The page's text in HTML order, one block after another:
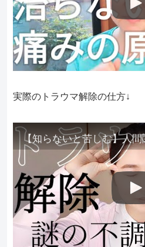
実際のトラウマ解除の仕方↓